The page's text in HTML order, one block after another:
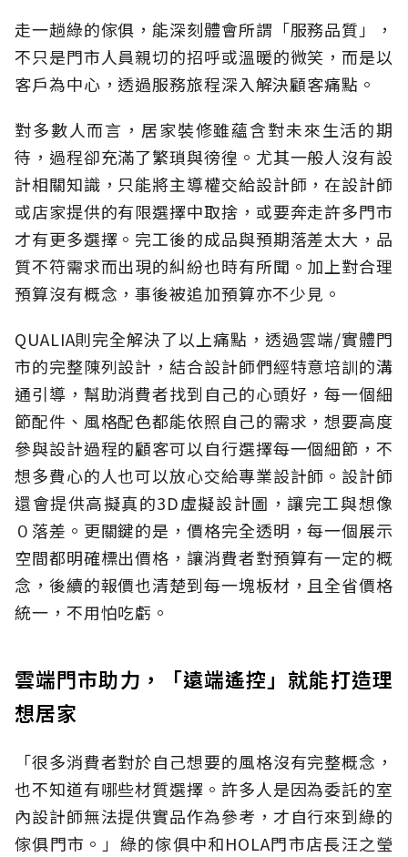
走一趟綠的傢俱，能深刻體會所謂「服務品質」，
不只是門市人員親切的招呼或溫暖的微笑，而是以
客戶為中心，透過服務旅程深入解決顧客痛點。
對多數人而言，居家裝修雖蘊含對未來生活的期
待，過程卻充滿了繁瑣與徬徨。尤其一般人沒有設
計相關知識，只能將主導權交給設計師，在設計師
或店家提供的有限選擇中取捨，或要奔走許多門市
才有更多選擇。完工後的成品與預期落差太大，品
質不符需求而出現的糾紛也時有所聞。加上對合理
預算沒有概念，事後被追加預算亦不少見。
QUALIA則完全解決了以上痛點，透過雲端/實體門
市的完整陳列設計，結合設計師們經特意培訓的溝
通引導，幫助消費者找到自己的心頭好，每一個細
節配件、風格配色都能依照自己的需求，想要高度
參與設計過程的顧客可以自行選擇每一個細節，不
想多費心的人也可以放心交給專業設計師。設計師
還會提供高擬真的3D虛擬設計圖，讓完工與想像
０落差。更關鍵的是，價格完全透明，每一個展示
空間都明確標出價格，讓消費者對預算有一定的概
念，後續的報價也清楚到每一塊板材，且全省價格
統一，不用怕吃虧。
雲端門市助力，「遠端遙控」就能打造理
想居家
「很多消費者對於自己想要的風格沒有完整概念，
也不知道有哪些材質選擇。許多人是因為委託的室
內設計師無法提供實品作為參考，才自行來到綠的
傢俱門市。」綠的傢俱中和HOLA門市店長汪之瑩